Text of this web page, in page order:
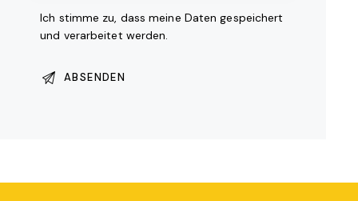
Ich stimme zu, dass meine Daten gespeichert
und verarbeitet werden.